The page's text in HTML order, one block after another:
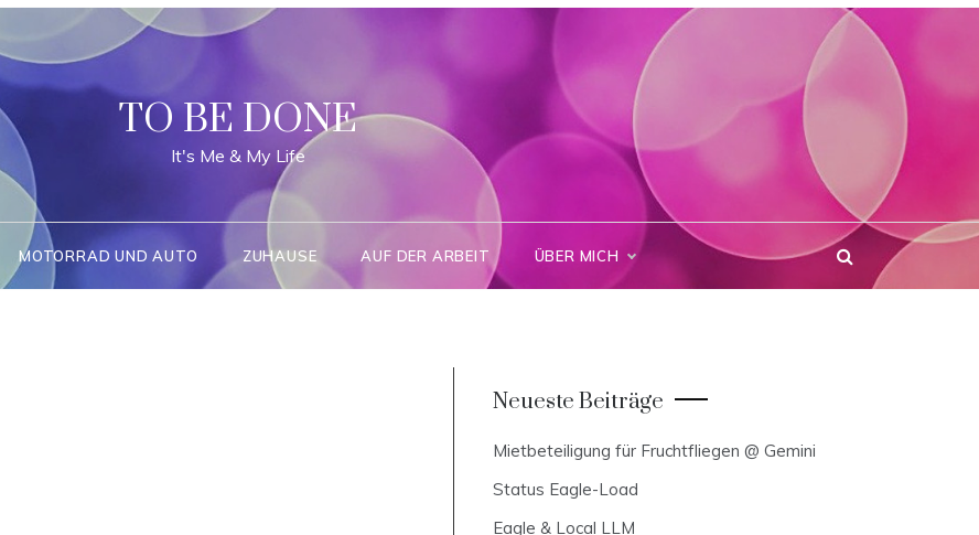
TO BE DONE
It's Me & My Life
MOTORRAD UND AUTO ZUHAUSE AUF DER ARBEIT ÜBER MICH
Neueste Beiträge
Mietbeteiligung für Fruchtfliegen @ Gemini
Status Eagle-Load
Eagle & Local LLM